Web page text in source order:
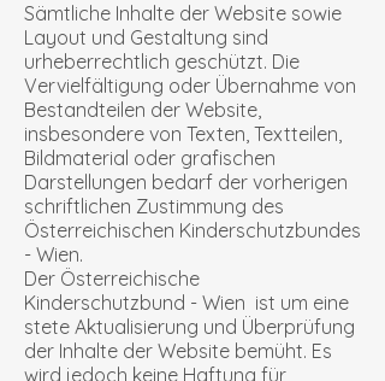
Sämtliche Inhalte der Website sowie
Layout und Gestaltung sind
urheberrechtlich geschützt. Die
Vervielfältigung oder Übernahme von
Bestandteilen der Website,
insbesondere von Texten, Textteilen,
Bildmaterial oder grafischen
Darstellungen bedarf der vorherigen
schriftlichen Zustimmung des
Österreichischen Kinderschutzbundes
- Wien.
Der Österreichische
Kinderschutzbund - Wien ist um eine
stete Aktualisierung und Überprüfung
der Inhalte der Website bemüht. Es
wird jedoch keine Haftung für